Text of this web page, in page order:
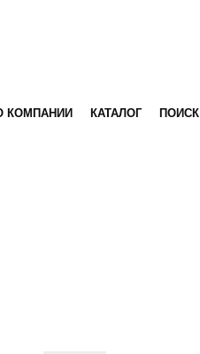
КОМПАНИИ КАТАЛОГ ПОИСК